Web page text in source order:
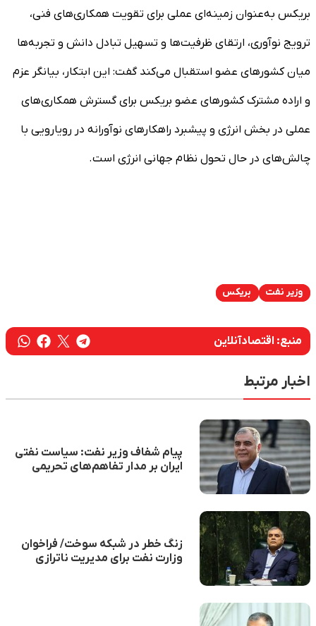
بریکس به‌عنوان زمینه‌ای عملی برای تقویت همکاری‌های فنی،
ترویج نوآوری، ارتقای ظرفیت‌ها و تسهیل تبادل دانش و تجربه‌ها
میان کشور‌های عضو استقبال می‌کند گفت: این ابتکار، بیانگر عزم
و اراده مشترک کشور‌های عضو بریکس برای گسترش همکاری‌های
عملی در بخش انرژی و پیشبرد راهکار‌های نوآورانه در رویارویی با
چالش‌های در حال تحول نظام جهانی انرژی است.
وزیر نفت بریکس
منبع: اقتصادآنلاین
اخبار مرتبط
پیام شفاف وزیر نفت: سیاست نفتی
ایران بر مدار تفاهم‌های تحریمی
زنگ خطر در شبکه سوخت/ فراخوان
وزارت نفت برای مدیریت ناترازی